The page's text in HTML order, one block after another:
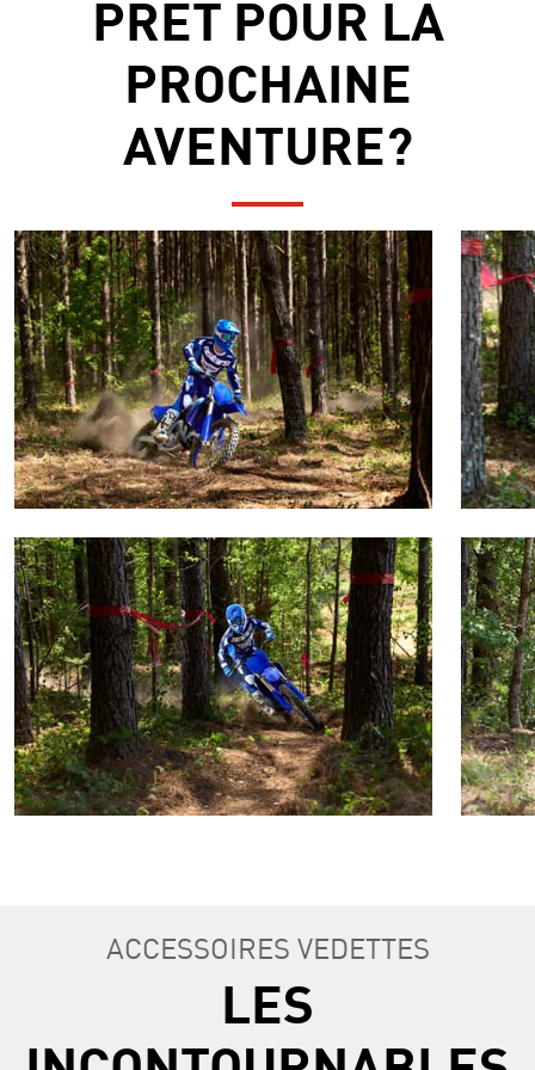
PRÊT POUR LA
PROCHAINE
AVENTURE?
ACCESSOIRES VEDETTES
LES